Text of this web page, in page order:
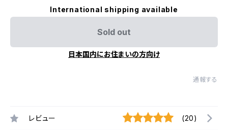
International shipping available
Sold out
日本国内にお住まいの方向け
通報する
レビュー (20)